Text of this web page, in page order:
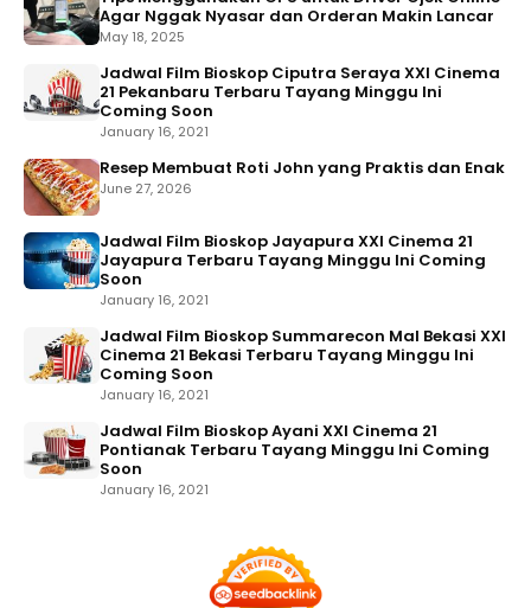
Agar Nggak Nyasar dan Orderan Makin Lancar
May 18, 2025
Jadwal Film Bioskop Ciputra Seraya XXI Cinema
21 Pekanbaru Terbaru Tayang Minggu Ini
Coming Soon
January 16, 2021
Resep Membuat Roti John yang Praktis dan Enak
June 27, 2026
Jadwal Film Bioskop Jayapura XXI Cinema 21
Jayapura Terbaru Tayang Minggu Ini Coming
Soon
January 16, 2021
Jadwal Film Bioskop Summarecon Mal Bekasi XXI
Cinema 21 Bekasi Terbaru Tayang Minggu Ini
Coming Soon
January 16, 2021
Jadwal Film Bioskop Ayani XXI Cinema 21
Pontianak Terbaru Tayang Minggu Ini Coming
Soon
January 16, 2021